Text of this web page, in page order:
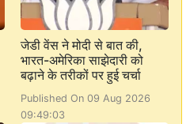
जेडी वेंस ने मोदी से बात की,
भारत-अमेरिका साझेदारी को
बढ़ाने के तरीकों पर हुई चर्चा
Published On 09 Aug 2026
09:49:03